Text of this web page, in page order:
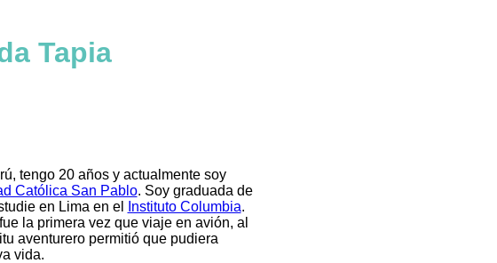
Tapia
tengo 20 años y actualmente soy
Católica San Pablo. Soy graduada de
en Lima en el
Instituto Columbia.
la primera vez que viaje en avión, al
aventurero permitió que pudiera
vida.